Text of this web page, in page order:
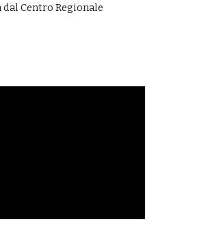
Centro Regionale